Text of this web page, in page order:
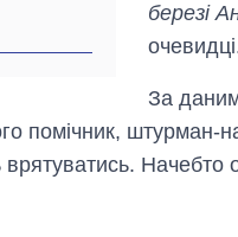
березі
За
помічник, штурман-
Начебто